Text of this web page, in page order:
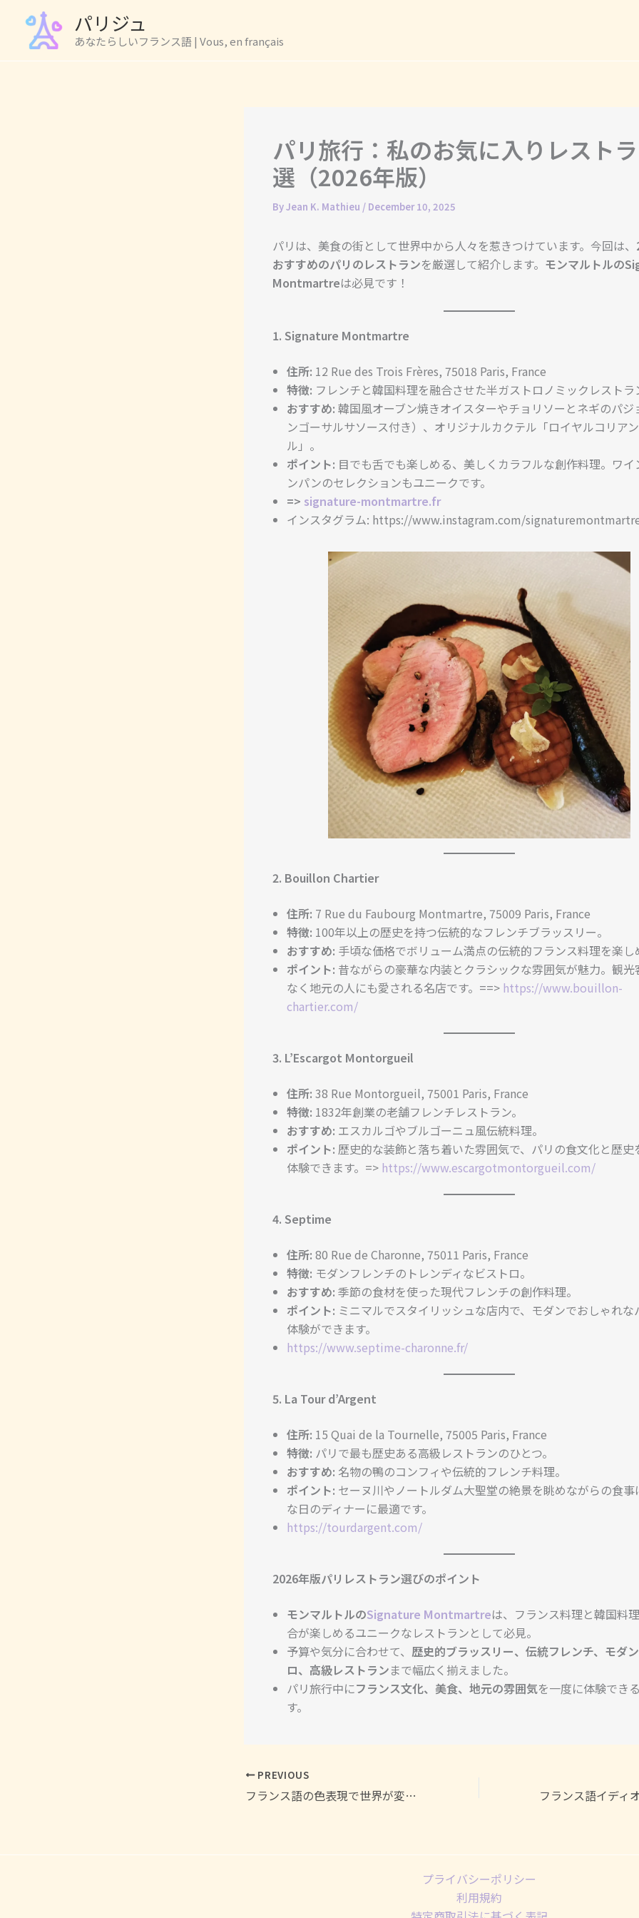
content
パリジュ
あなたらしいフランス語 | Vous, en français
パリ旅行：私のお気に入りレスト
選（2026年版）
ByJean K. Mathieu / December 10, 2025
パリは、美食の街として世界中から人々を惹きつけています。今回は、
おすすめのパリのレストランを厳選して紹介します。 モンマルトルの
Montmartreは必見です！
1. Signature Montmartre
住所: 12 Rue des Trois Frères, 75018 Paris, France
特徴: フレンチと韓国料理を融合させた半ガストロノミックレストラ
おすすめ: 韓国風オーブン焼きオイスターやチョリソーとネギのパジ
ンゴーサルサソース付き）、オリジナルカクテル「ロイヤルコリア
ル」。
ポイント: 目でも舌でも楽しめる、美しくカラフルな創作料理。ワイ
ンパンのセレクションもユニークです。
=> signature-montmartre.fr
インスタグラム: https://www.instagram.com/
2. Bouillon Chartier
住所: 7 Rue du Faubourg Montmartre, 75009 Paris, France
特徴: 100年以上の歴史を持つ伝統的なフレンチブラッスリー。
おすすめ: 手頃な価格でボリューム満点の伝統的フランス料理を楽し
ポイント: 昔ながらの豪華な内装とクラシックな雰囲気が魅力。観光
なく地元の人にも愛される名店です。==> https://www.bouillon-
chartier.com/
3. L’Escargot Montorgueil
住所: 38 Rue Montorgueil, 75001 Paris, France
特徴: 1832年創業の老舗フレンチレストラン。
おすすめ: エスカルゴやブルゴーニュ風伝統料理。
ポイント: 歴史的な装飾と落ち着いた雰囲気で、パリの食文化と歴史
体験できます。=> https://www.escargotmontorgueil.com/
4. Septime
住所: 80 Rue de Charonne, 75011 Paris, France
特徴: モダンフレンチのトレンディなビストロ。
おすすめ: 季節の食材を使った現代フレンチの創作料理。
ポイント: ミニマルでスタイリッシュな店内で、モダンでおしゃれな
体験ができます。
https://www.septime-charonne.fr/
5. La Tour d’Argent
住所: 15 Quai de la Tournelle, 75005 Paris, France
特徴: パリで最も歴史ある高級レストランのひとつ。
おすすめ: 名物の鴨のコンフィや伝統的フレンチ料理。
ポイント: セーヌ川やノートルダム大聖堂の絶景を眺めながらの食事
な日のディナーに最適です。
https://tourdargent.com/
2026年版パリレストラン選びのポイント
モンマルトルのSignature Montmartreは、フランス料理と韓国料
合が楽しめるユニークなレストランとして必見。
予算や気分に合わせて、 歴史的ブラッスリー、伝統フレンチ、モダ
ロ、高級レストランまで幅広く揃えました。
パリ旅行中にフランス文化、美食、地元の雰囲気を一度に体験でき
す。
PREVIOUS
フランス語の色表現で世界が変わる：日常で“生きたフランス語”を学ぶ方法
プライバシーポリシー
利用規約